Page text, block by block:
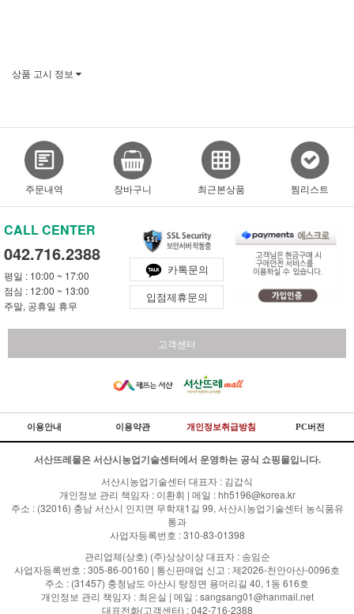
상품 고시 정보
주문내역 장바구니 최근본상품 찜리스트
CALL CENTER
042.716.2388
평일 : 10:00 ~ 17:00
점심 : 12:00 ~ 13:00
주말, 공휴일 휴무
카톡문의
입점제휴문의
고객센터
이용안내 이용약관 개인정보취급방침 PC버전
서산뜨레몰은 서산시농업기술센터에서 운영하는 공식 쇼핑몰입니다.
서산시농업기술센터 대표자 : 김갑식
개인정보 관리 책임자 : 이환휘 | 메일 : hh5196@korea.kr
주소 : (32016) 충남 서산시 인지면 무학재1길 99, 서산시농업기술센터 농식품유
통과
사업자등록번호 : 310-83-01398
관리업체(상호) (주)상상이상 대표자 : 송임순
사업자등록번호 : 305-86-00160 | 통신판매업 신고 : 제2026-천안아산-0096호
주소 : (31457) 충청남도 아산시 탕정면 용머리길 40, 1동 616호
개인정보 관리 책임자 : 최은실 | 메일 : sangsang01@hanmail.net
대표전화(고객센터) : 042-716-2388